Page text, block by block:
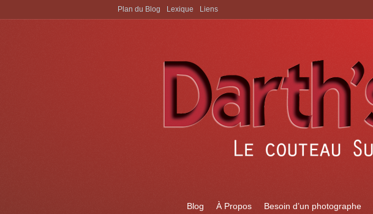
Aller à:
Blog À Propos Besoin d’un photographe
Plan du Blog Lexique Liens